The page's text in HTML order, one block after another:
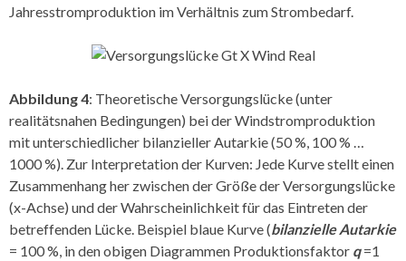
Jahresstromproduktion im Verhältnis zum Strombedarf.
Abbildung 4: Theoretische Versorgungslücke (unter
realitätsnahen Bedingungen) bei der Windstromproduktion
mit unterschiedlicher bilanzieller Autarkie (50 %, 100 % …
1000 %). Zur Interpretation der Kurven: Jede Kurve stellt einen
Zusammenhang her zwischen der Größe der Versorgungslücke
(x-Achse) und der Wahrscheinlichkeit für das Eintreten der
betreffenden Lücke. Beispiel blaue Kurve (bilanzielle Autarkie
= 100 %, in den obigen Diagrammen Produktionsfaktor q=1